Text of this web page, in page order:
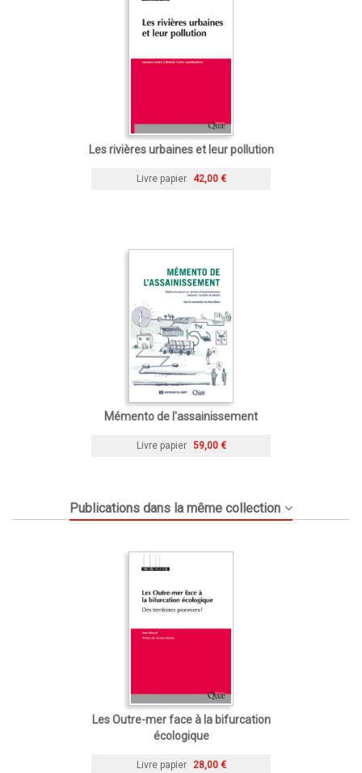
Les rivières urbaines et leur pollution
Livre papier 42,00 €
Mémento de l'assainissement
Livre papier 59,00 €
Publications dans la même collection
Les Outre-mer face à la bifurcation
écologique
Livre papier 28,00 €